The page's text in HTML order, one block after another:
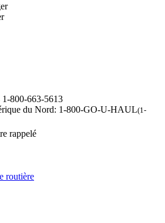
1-800-663-5613
du Nord: 1-800-GO-U-HAUL(1-
rappelé
routière